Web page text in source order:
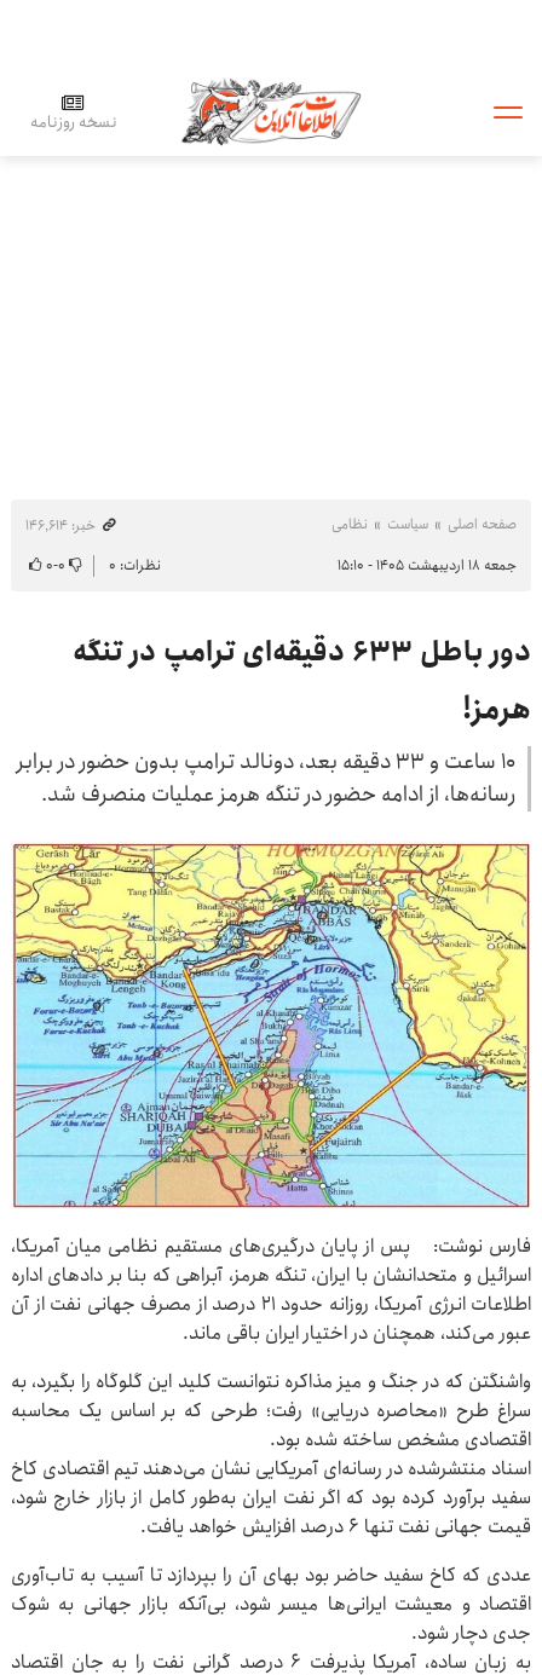
نسخه روزنامه
صفحه اصلی سیاست نظامی
خبر: ۱۴۶٬۶۱۴
جمعه ۱۸ اردیبهشت ۱۴۰۵ - ۱۵:۱۰
نظرات: ۰ ۰-۰
دور باطل 633 دقیقه‌ای ترامپ در تنگه
هرمز!
۱۰ ساعت و ۳۳ دقیقه بعد، دونالد ترامپ بدون حضور در برابر
رسانه‌ها، از ادامه حضور در تنگه هرمز عملیات منصرف شد.
فارس نوشت: پس از پایان درگیری‌های مستقیم نظامی میان آمریکا،
اسرائیل و متحدانشان با ایران، تنگه هرمز، آبراهی که بنا بر دادهای اداره
اطلاعات انرژی آمریکا، روزانه حدود ۲۱ درصد از مصرف جهانی نفت از آن
عبور می‌کند،‌ همچنان در اختیار ایران باقی ماند.
واشنگتن که در جنگ و میز مذاکره نتوانست کلید این گلوگاه را بگیرد، به
سراغ طرح «محاصره دریایی» رفت؛ طرحی که بر اساس یک محاسبه
اقتصادی مشخص ساخته شده بود.
اسناد منتشرشده در رسانه‌ای آمریکایی نشان می‌دهند تیم اقتصادی کاخ
سفید برآورد کرده بود که اگر نفت ایران به‌طور کامل از بازار خارج شود،
قیمت جهانی نفت تنها ۶ درصد افزایش خواهد یافت.
عددی که کاخ سفید حاضر بود بهای آن را بپردازد تا آسیب به تاب‌آوری
اقتصاد و معیشت ایرانی‌ها میسر شود، بی‌آنکه بازار جهانی به شوک
جدی دچار شود.
به زبان ساده، آمریکا پذیرفت ۶ درصد گرانی نفت را به جان اقتصاد